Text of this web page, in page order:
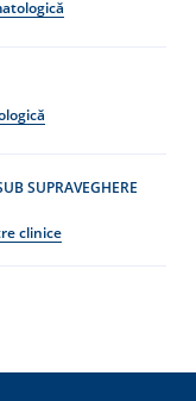
SUPRAVEGHERE
clinice